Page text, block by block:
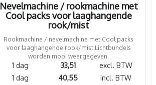
Nevelmachine / rookmachine met
Cool packs voor laaghangende
rook/mist
Rookmachine / nevelmachine met Cool packs
voor laaghangende rook/mist.Lichtbundels
worden mooi weergegeven.
1 dag 33,51
excl. BTW
1 dag
40,55 incl. BTW